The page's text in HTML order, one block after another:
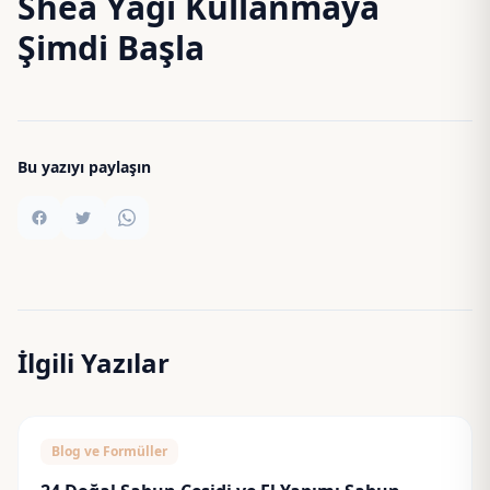
Şimdi Başla
Bu yazıyı paylaşın
İlgili Yazılar
Blog ve Formüller